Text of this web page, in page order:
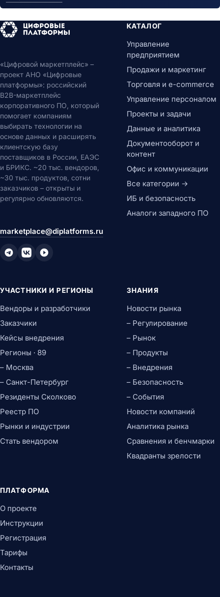
«Цифровой маркетплейс» –
проект АНО «Цифровые
платформы»: российский
B2B-маркетплейс
корпоративного ПО, который
помогает компаниям
выбирать технологии на
основе данных и расширять
клиентскую базу
поставщиков в России, ЕАЭС
и БРИКС. ~20 тыс. вендоров,
~30 тыс. продуктов, сотни
заказчиков – открыты и
регулярно обновляются.
marketplace@diplatforms.ru
КАТАЛОГ
Управление
предприятием
Продажи и маркетинг
Торговля и e-commerce
Управление персоналом
Проекты и задачи
Данные и аналитика
Документооборот и
контент
Офис и коммуникации
Все категории →
ИБ и безопасность
Аналоги западного ПО
УЧАСТНИКИ И РЕГИОНЫ
Вендоры и разработчики
Заказчики
Кейсы внедрения
Регионы · 89
– Москва
– Санкт-Петербург
Резиденты Сколково
Реестр ПО
Рынки и индустрии
Стать вендором
ЗНАНИЯ
Новости рынка
– Регулирование
– Рынок
– Продукты
– Внедрения
– Безопасность
– События
Новости компаний
Аналитика рынка
Сравнения и бенчмарки
Квадранты зрелости
ПЛАТФОРМА
О проекте
Инструкции
Регистрация
Тарифы
Контакты